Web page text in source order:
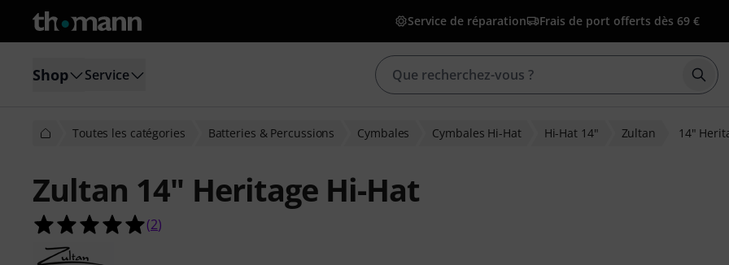
Service de réparation Frais de port offerts dès 69 €
Shop Service
Toutes les catégories Batteries & Percussions Cymbales Cymbales Hi-Hat Hi-Hat 14" Zultan 14"
Zultan 14" Heritage Hi-Hat
5.0 étoiles sur 5 d'après 2 évaluations clients
(2)